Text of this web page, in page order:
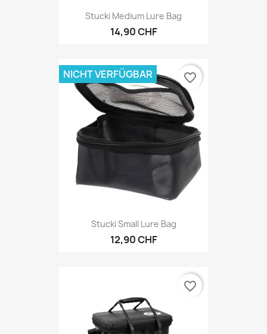
Stucki Medium Lure Bag
14,90 CHF
Stucki Small Lure Bag
12,90 CHF
NICHT VERFÜGBAR favorite_border
favorite_border